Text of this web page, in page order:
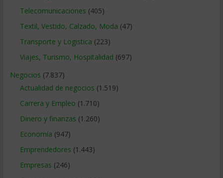
Telecomunicaciones (405)
Textil, Vestido, Calzado, Moda (47)
Transporte y Logistica (223)
Viajes, Turismo, Hospitalidad (697)
Negocios (7.837)
Actualidad de negocios (1.519)
Carrera y Empleo (1.710)
Dinero y finanzas (1.260)
Economía (947)
Emprendedores (1.443)
Empresas (246)